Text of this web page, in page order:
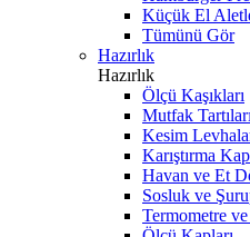
Küçük El
Tümünü Gör
Hazırlık
Hazırlık
Ölçü Kaşıkları
Mutfak Tartıları
Kesim
Karıştırma
Havan ve Et
Sosluk ve
Termometre